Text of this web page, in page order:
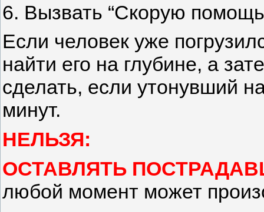
6. Вызвать “Скорую
Если человек уже
найти его на глубине, а
сделать, если утонувший
минут.
НЕЛЬЗЯ:
ОСТАВЛЯТЬ
любой момент может